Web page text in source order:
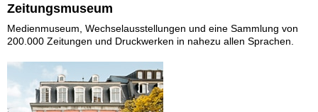
Zeitungsmuseum
Medienmuseum, Wechselausstellungen und eine Sammlung von
200.000 Zeitungen und Druckwerken in nahezu allen Sprachen.